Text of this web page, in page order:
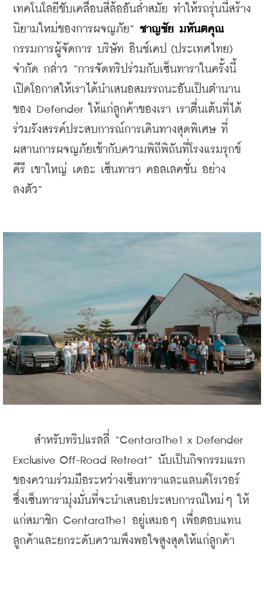
เทคโนโลยีขับเคลื่อนสี่ล้ออันล้ำสมัย ทำให้รถรุ่นนี้สร้าง
นิยามใหม่ของการผจญภัย” ชาญชัย มหันตคุณ
กรรมการผู้จัดการ บริษัท อินช์เคป (ประเทศไทย)
จำกัด กล่าว “การจัดทริปร่วมกับเซ็นทาราในครั้งนี้
เปิดโอกาสให้เราได้นำเสนอสมรรถนะอันเป็นตำนาน
ของ Defender ให้แก่ลูกค้าของเรา เราตื่นเต้นที่ได้
ร่วมรังสรรค์ประสบการณ์การเดินทางสุดพิเศษ ที่
ผสานการผจญภัยเข้ากับความพิถีพิถันที่โรงแรมรุกข์
คีรี เขาใหญ่ เดอะ เซ็นทารา คอลเลคชั่น อย่าง
ลงตัว”
สำหรับทริปแรลลี่ “CentaraThe1 x Defender
Exclusive Off-Road Retreat” นับเป็นกิจกรรมแรก
ของความร่วมมือระหว่างเซ็นทาราและแลนด์โรเวอร์
ซึ่งเซ็นทารามุ่งมั่นที่จะนำเสนอประสบการณ์ใหม่ๆ ให้
แก่สมาชิก CentaraThe1 อยู่เสมอๆ เพื่อตอบแทน
ลูกค้าและยกระดับความพึงพอใจสูงสุดให้แก่ลูกค้า